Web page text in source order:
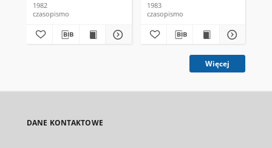
1982
czasopismo
1983
czasopismo
Więcej
DANE KONTAKTOWE